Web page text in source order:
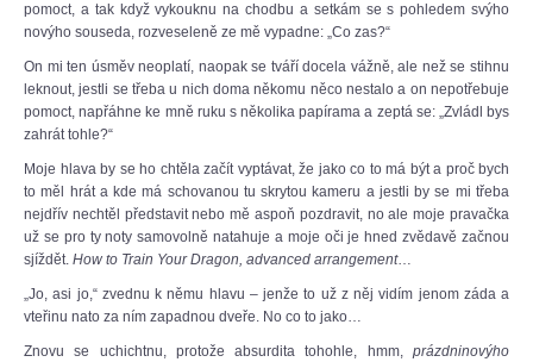
pomoct, a tak když vykouknu na chodbu a setkám se s pohledem svýho
novýho souseda, rozveseleně ze mě vypadne: „Co zas?“
On mi ten úsměv neoplatí, naopak se tváří docela vážně, ale než se stihnu
leknout, jestli se třeba u nich doma někomu něco nestalo a on nepotřebuje
pomoct, napřáhne ke mně ruku s několika papírama a zeptá se: „Zvládl bys
zahrát tohle?“
Moje hlava by se ho chtěla začít vyptávat, že jako co to má být a proč bych
to měl hrát a kde má schovanou tu skrytou kameru a jestli by se mi třeba
nejdřív nechtěl představit nebo mě aspoň pozdravit, no ale moje pravačka
už se pro ty noty samovolně natahuje a moje oči je hned zvědavě začnou
sjíždět. How to Train Your Dragon, advanced arrangement…
„Jo, asi jo,“ zvednu k němu hlavu – jenže to už z něj vidím jenom záda a
vteřinu nato za ním zapadnou dveře. No co to jako…
Znovu se uchichtnu, protože absurdita tohohle, hmm, prázdninovýho